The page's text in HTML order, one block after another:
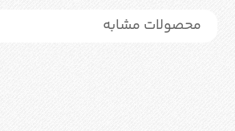
محصولات مشابه